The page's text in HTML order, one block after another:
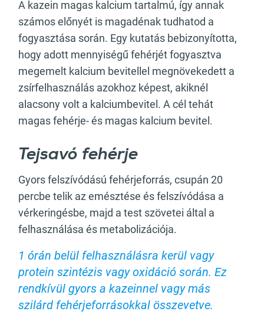
A kazein magas kalcium tartalmú, így annak
számos előnyét is magadénak tudhatod a
fogyasztása során. Egy kutatás bebizonyította,
hogy adott mennyiségű fehérjét fogyasztva
megemelt kalcium bevitellel megnövekedett a
zsírfelhasználás azokhoz képest, akiknél
alacsony volt a kalciumbevitel. A cél tehát
magas fehérje- és magas kalcium bevitel.
Tejsavó fehérje
Gyors felszívódású fehérjeforrás, csupán 20
percbe telik az emésztése és felszívódása a
vérkeringésbe, majd a test szövetei által a
felhasználása és metabolizációja.
1 órán belül felhasználásra kerül vagy
protein szintézis vagy oxidáció során. Ez
rendkívül gyors a kazeinnel vagy más
szilárd fehérjeforrásokkal összevetve.